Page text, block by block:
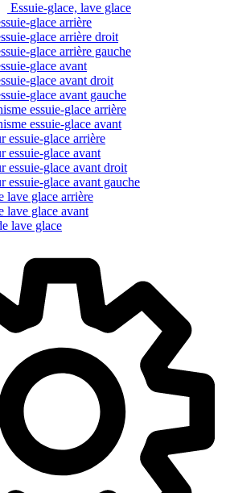
Essuie-glace, lave glace
glace arrière
glace arrière droit
glace arrière gauche
glace avant
glace avant droit
glace avant gauche
essuie-glace arrière
essuie-glace avant
essuie-glace arrière
essuie-glace avant
essuie-glace avant droit
essuie-glace avant gauche
lave glace arrière
lave glace avant
lave glace